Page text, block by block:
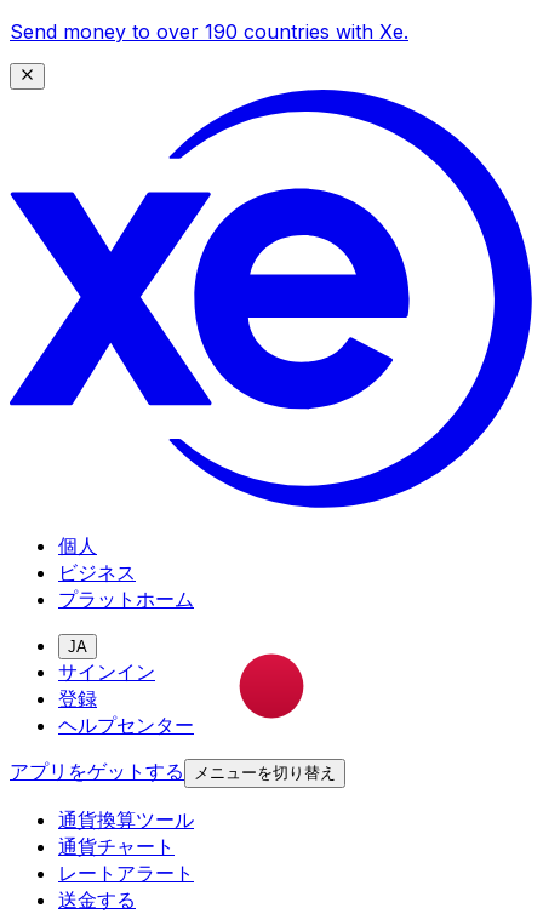
Send money to over 190 countries with Xe.
個人
ビジネス
プラットホーム
JA
サインイン
登録
ヘルプセンター
アプリをゲットする
メニューを切り替え
通貨換算ツール
通貨チャート
レートアラート
送金する